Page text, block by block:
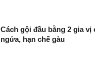
Cách gội đầu bằng 2 gia
ngứa, hạn chế gàu